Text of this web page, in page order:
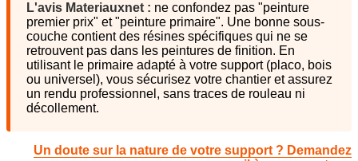
L'avis Materiauxnet : ne confondez pas "peinture
premier prix" et "peinture primaire". Une bonne sous-
couche contient des résines spécifiques qui ne se
retrouvent pas dans les peintures de finition. En
utilisant le primaire adapté à votre support (placo, bois
ou universel), vous sécurisez votre chantier et assurez
un rendu professionnel, sans traces de rouleau ni
décollement.
Un doute sur la nature de votre support ? Demandez